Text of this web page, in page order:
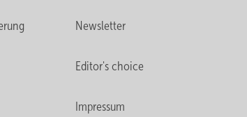
angenommenen Verlegeabstands (z. B. 15 cm)
Übertemperatur bzw. Vorlauftemperatur
Newsletter
Editor's choice
Impressum